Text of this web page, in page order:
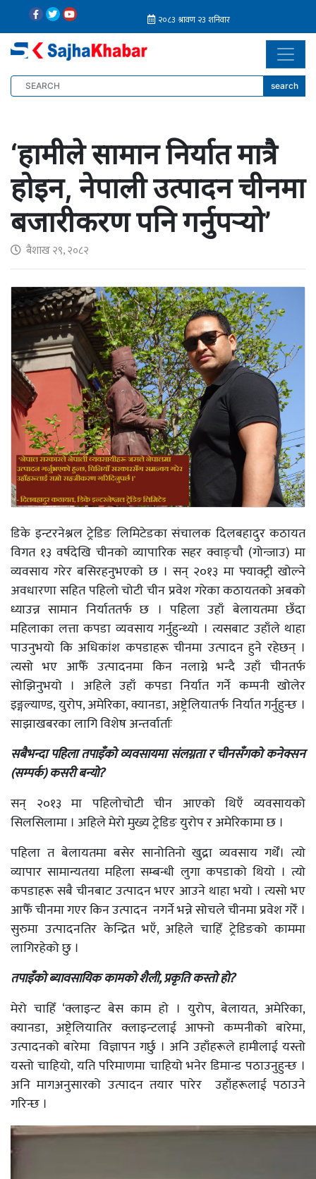
search
‘हामीले सामान निर्यात मात्रै
होइन, नेपाली उत्पादन चीनमा
बजारीकरण पनि गर्नुपर्‍यो’
बैशाख २९, २०८२
डिके इन्टरनेश्नल ट्रेडिङ लिमिटेडका संचालक दिलबहादुर कठायत
विगत १३ वर्षदेखि चीनको व्यापारिक सहर क्वाङ्चौ (गोन्जाउ) मा
व्यवसाय गरेर बसिरहनुभएको छ । सन् २०१३ मा फ्याक्ट्री खोल्ने
अवधारणा सहित पहिलो चोटी चीन प्रवेश गरेका कठायतको अबको
ध्याउन्न सामान निर्याततर्फ छ । पहिला उहाँ बेलायतमा छँदा
महिलाका लत्ता कपडा व्यवसाय गर्नुहुन्थ्यो । त्यसबाट उहाँले थाहा
पाउनुभयो कि अधिकांश कपडाहरू चीनमा उत्पादन हुने रहेछन् ।
त्यसो भए आफैँ उत्पादनमा किन नलाग्ने भन्दै उहाँ चीनतर्फ
सोझिनुभयो । अहिले उहाँ कपडा निर्यात गर्ने कम्पनी खोलेर
इङ्गल्याण्ड, युरोप, अमेरिका, क्यानडा, अष्ट्रेलियातर्फ निर्यात गर्नुहुन्छ ।
साझाखबरका लागि विशेष अन्तर्वार्ताः
सबैभन्दा पहिला तपाइँकोव्यवसायमासंलग्नता र चीनसँगको कनेक्सन
(सम्पर्क) कसरी बन्यो?
सन् २०१३ मा पहिलोचोटी चीन आएको थिएँ व्यवसायको
सिलसिलामा । अहिले मेरो मुख्य ट्रेडिङ युरोप र अमेरिकामा छ ।
पहिला त बेलायतमा बसेर सानोतिनो खुद्रा व्यवसाय गर्थेँ। त्यो
व्यापार सामान्यतया महिला सम्बन्धी लुगा कपडाको थियो । त्यो
कपडाहरू सबै चीनबाट उत्पादन भएर आउने थाहा भयो । त्यसो भए
आफैँ चीनमा गएर किन उत्पादन नगर्ने भन्ने सोचले चीनमा प्रवेश गरेँ ।
सुरुमा उत्पादनतिर केन्द्रित भएँ, अहिले चाहिँ ट्रेडिङको काममा
लागिरहेको छु ।
तपाइँको ब्यावसायिक कामको शैली, प्रकृति कस्तो हो?
मेरो चाहिँ ‘क्लाइन्ट बेस काम हो । युरोप, बेलायत, अमेरिका,
क्यानडा, अष्ट्रेलियातिर क्लाइन्टलाई आफ्नो कम्पनीको बारेमा,
उत्पादनको बारेमा विज्ञापन गर्छु । अनि उहाँहरूले हामीलाई यस्तो
यस्तो चाहियो, यति परिमाणमा चाहियो भनेर डिमान्ड पठाउनुहुन्छ ।
अनि मागअनुसारको उत्पादन तयार पारेर उहाँहरूलाई पठाउने
गरिन्छ ।